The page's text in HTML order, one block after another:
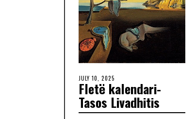
JULY 10, 2025
Fletë kalendari-
Tasos Livadhitis